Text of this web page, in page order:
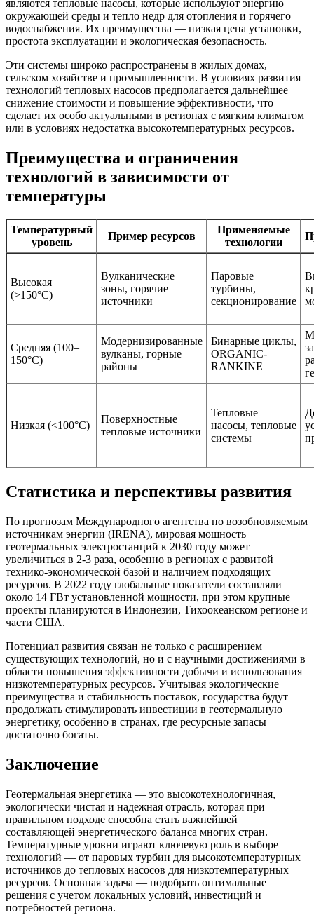
являются тепловые насосы, которые используют энергию
окружающей среды и тепло недр для отопления и горячего
водоснабжения. Их преимущества — низкая цена установки,
простота эксплуатации и экологическая безопасность.
Эти системы широко распространены в жилых домах,
сельском хозяйстве и промышленности. В условиях развития
технологий тепловых насосов предполагается дальнейшее
снижение стоимости и повышение эффективности, что
сделает их особо актуальными в регионах с мягким климатом
или в условиях недостатка высокотемпературных ресурсов.
Преимущества и ограничения
технологий в зависимости от
температуры
Температурный
уровень
Пример ресурсов
Применяемые
технологии
Высокая
(>150°C)
Вулканические
зоны, горячие
источники
Паровые
турбины,
секционирование
Средняя (100–
150°C)
Модернизированные
вулканы, горные
районы
Бинарные циклы,
ORGANIC-
RANKINE
Низкая (<100°C)
Поверхностные
тепловые источники
Тепловые
насосы, тепловые
системы
Статистика и перспективы развития
По прогнозам Международного агентства по возобновляемым
источникам энергии (IRENA), мировая мощность
геотермальных электростанций к 2030 году может
увеличиться в 2-3 раза, особенно в регионах с развитой
технико-экономической базой и наличием подходящих
ресурсов. В 2022 году глобальные показатели составляли
около 14 ГВт установленной мощности, при этом крупные
проекты планируются в Индонезии, Тихоокеанском регионе и
части США.
Потенциал развития связан не только с расширением
существующих технологий, но и с научными достижениями в
области повышения эффективности добычи и использования
низкотемпературных ресурсов. Учитывая экологические
преимущества и стабильность поставок, государства будут
продолжать стимулировать инвестиции в геотермальную
энергетику, особенно в странах, где ресурсные запасы
достаточно богаты.
Заключение
Геотермальная энергетика — это высокотехнологичная,
экологически чистая и надежная отрасль, которая при
правильном подходе способна стать важнейшей
составляющей энергетического баланса многих стран.
Температурные уровни играют ключевую роль в выборе
технологий — от паровых турбин для высокотемпературных
источников до тепловых насосов для низкотемпературных
ресурсов. Основная задача — подобрать оптимальные
решения с учетом локальных условий, инвестиций и
потребностей региона.